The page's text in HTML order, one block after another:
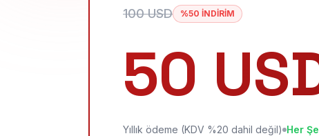
100 USD %50 İNDİRİM
50
Yıllık ödeme (KDV %20 dahil değil) Her